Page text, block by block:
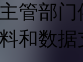
管部
和数